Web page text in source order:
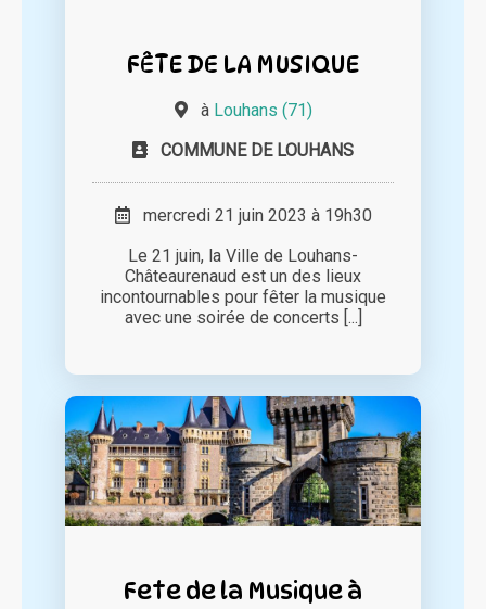
FÊTE DE LA MUSIQUE
à Louhans (71)
COMMUNE DE LOUHANS
mercredi 21 juin 2023 à 19h30
Le 21 juin, la Ville de Louhans-
Châteaurenaud est un des lieux
incontournables pour fêter la musique
avec une soirée de concerts [...]
Fete de la Musique à